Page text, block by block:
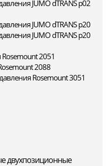
JUMO dTRANS p02
JUMO dTRANS p20
JUMO dTRANS p20
2051
2088
Rosemount 3051
двухпозиционные